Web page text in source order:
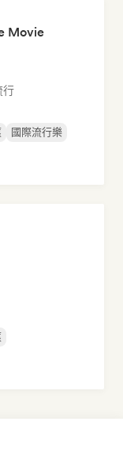
Movie
行
國際流行樂